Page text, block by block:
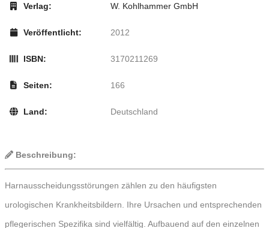
Verlag: W. Kohlhammer GmbH
Veröffentlicht: 2012
ISBN: 3170211269
Seiten: 166
Land: Deutschland
Beschreibung:
Harnausscheidungsstörungen zählen zu den häufigsten
urologischen Krankheitsbildern. Ihre Ursachen und entsprechenden
pflegerischen Spezifika sind vielfältig. Aufbauend auf den einzelnen